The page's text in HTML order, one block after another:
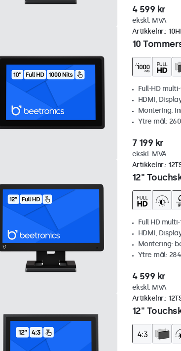
4 599 kr
ekskl. MVA
10
Artikkelnr.:
Full-HD
HDMI,
Montering:
Ytre mål:
7 199 kr
ekskl. MVA
12"
Artikkelnr.:
Full HD
HDMI,
Montering:
Ytre mål:
4 599 kr
ekskl. MVA
12"
Artikkelnr.: